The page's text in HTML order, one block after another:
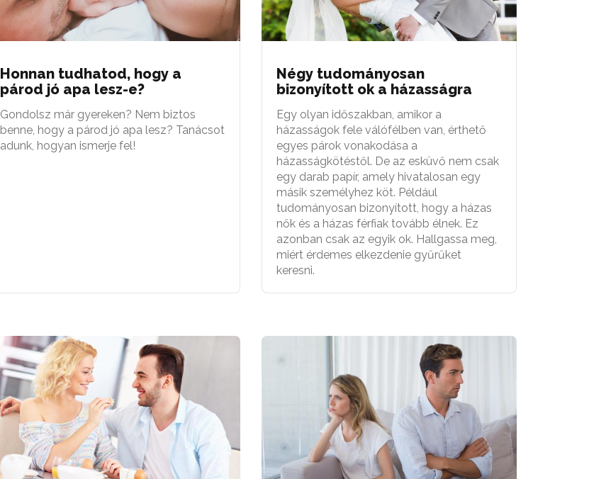
Honnan tudhatod, hogy a
párod jó apa lesz-e?
Gondolsz már gyereken? Nem biztos
benne, hogy a párod jó apa lesz? Tanácsot
adunk, hogyan ismerje fel!
Négy tudományosan
bizonyított ok a házasságra
Egy olyan időszakban, amikor a
házasságok fele válófélben van, érthető
egyes párok vonakodása a
házasságkötéstől. De az esküvő nem csak
egy darab papír, amely hivatalosan egy
másik személyhez köt. Például
tudományosan bizonyított, hogy a házas
nők és a házas férfiak tovább élnek. Ez
azonban csak az egyik ok. Hallgassa meg,
miért érdemes elkezdenie gyűrűket
keresni.